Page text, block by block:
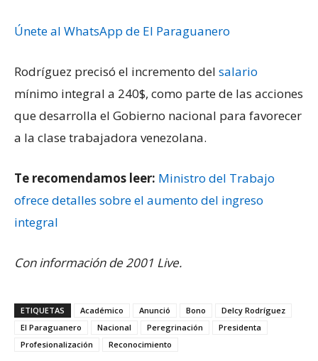
Únete al WhatsApp de El Paraguanero
Rodríguez precisó el incremento del salario
mínimo integral a 240$, como parte de las acciones
que desarrolla el Gobierno nacional para favorecer
a la clase trabajadora venezolana.
Te recomendamos leer: Ministro del Trabajo
ofrece detalles sobre el aumento del ingreso
integral
Con información de 2001 Live.
ETIQUETAS Académico Anunció Bono
Delcy Rodríguez
El Paraguanero
Nacional Peregrinación
Presidenta
Profesionalización
Reconocimiento